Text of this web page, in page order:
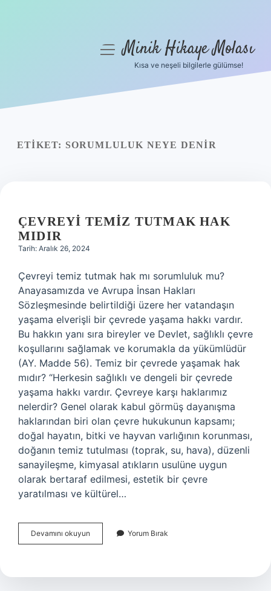
Yasal Uyarı
menüyüMinik Hikaye Molası
Kısa ve neşeli bilgilerle gülümse!
ETIKET: SORUMLULUK NEYE DENIR
ÇEVREYI TEMIZ TUTMAK HAK
MIDIR
Tarih: Aralık 26, 2024
Çevreyi temiz tutmak hak mı sorumluluk mu?
Anayasamızda ve Avrupa İnsan Hakları
Sözleşmesinde belirtildiği üzere her vatandaşın
yaşama elverişli bir çevrede yaşama hakkı vardır.
Bu hakkın yanı sıra bireyler ve Devlet, sağlıklı çevre
koşullarını sağlamak ve korumakla da yükümlüdür
(AY. Madde 56). Temiz bir çevrede yaşamak hak
mıdır? “Herkesin sağlıklı ve dengeli bir çevrede
yaşama hakkı vardır. Çevreye karşı haklarımız
nelerdir? Genel olarak kabul görmüş dayanışma
haklarından biri olan çevre hukukunun kapsamı;
doğal hayatın, bitki ve hayvan varlığının korunması,
doğanın temiz tutulması (toprak, su, hava), düzenli
sanayileşme, kimyasal atıkların usulüne uygun
olarak bertaraf edilmesi, estetik bir çevre
yaratılması ve kültürel…
Devamını okuyun
Temiz
Mıdır
Yorum Bırak